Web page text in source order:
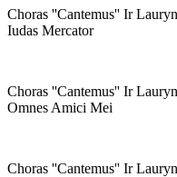
Choras ''cantemus'' Ir
Iudas Mercator
Choras ''cantemus'' Ir
Omnes Amici Mei
Choras ''cantemus'' Ir